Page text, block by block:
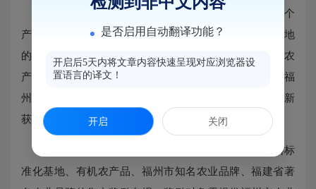
4.补助标准：对新申报绿色食品获得证书的，给予每个
产品2万元的奖励；对新获评全国绿色食品原料标准化基地
的县（市）区，给予一次性5万元的奖励；对新申报有机农
产品获得证书的，给予每个产品3万元的奖励。对新获得福
州市知名农业品牌的创建主体，给予20万元的奖励；对新
获得福建省著名农业品牌创建主体，给予30万元的奖励。
5.申报程序：组织对新增的绿色食品、绿色食品原料标
准化基地、有机农产品、福州市知名农业品牌、福建省著
是否启用自动翻译功能？
开启后5天内将文章内容快速呈现对应浏览器设
置语言的译文！
开启 关闭